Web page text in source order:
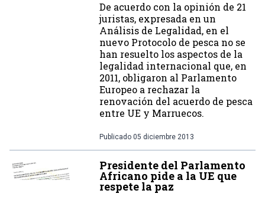
De acuerdo con la opinión de 21
juristas, expresada en un
Análisis de Legalidad, en el
nuevo Protocolo de pesca no se
han resuelto los aspectos de la
legalidad internacional que, en
2011, obligaron al Parlamento
Europeo a rechazar la
renovación del acuerdo de pesca
entre UE y Marruecos.
Publicado 05 diciembre 2013
Presidente del Parlamento
Africano pide a la UE que
respete la paz